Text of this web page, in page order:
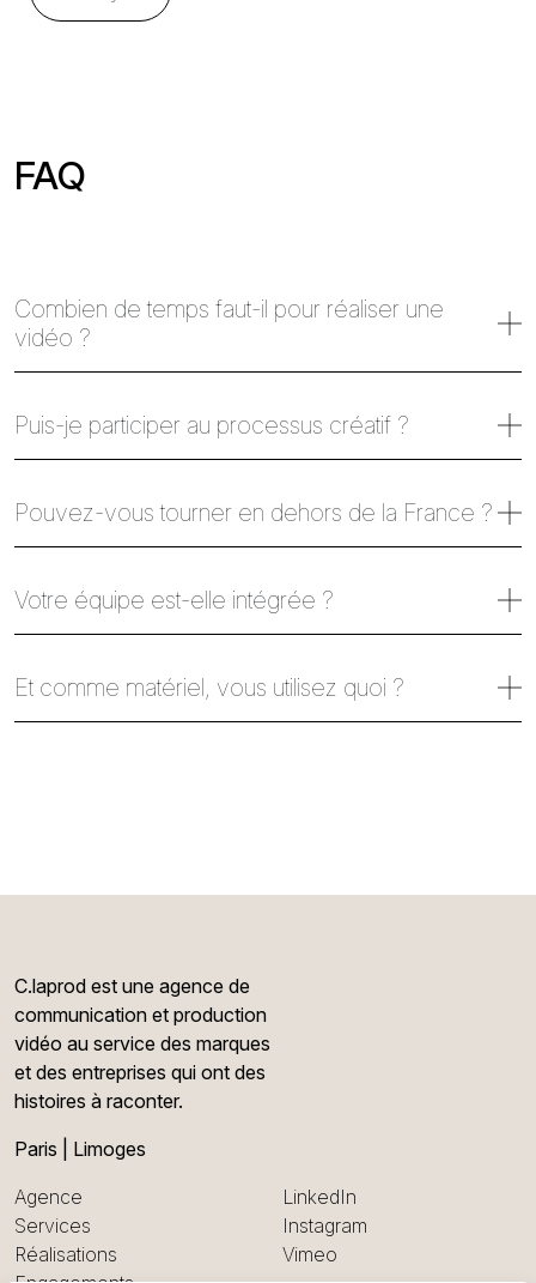
FAQ
Combien de temps faut-il pour réaliser une
vidéo ?
Puis-je participer au processus créatif ?
Pouvez-vous tourner en dehors de la France ?
Votre équipe est-elle intégrée ?
Et comme matériel, vous utilisez quoi ?
C.laprod est une agence de
communication et production
vidéo au service des marques
et des entreprises qui ont des
histoires à raconter.
Paris | Limoges
Agence
Services
Réalisations
LinkedIn
Instagram
Vimeo